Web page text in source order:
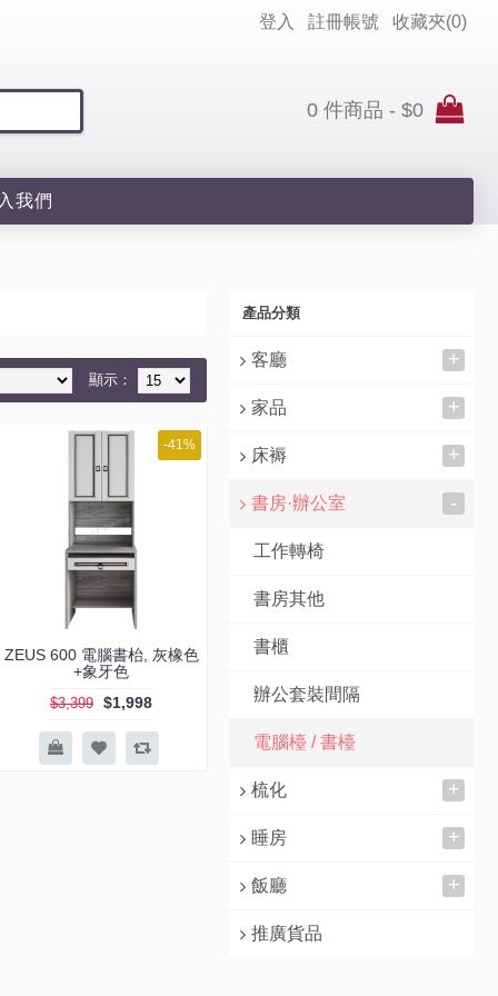
登入 註冊帳號 收藏夾(0)
0 件商品 - $0
我們
產品分類
客廳 +
家品 +
床褥 +
書房·辦公室 -
工作轉椅
書房其他
書櫃
辦公套裝間隔
電腦檯 / 書檯
梳化 +
睡房 +
飯廳 +
推廣貨品
顯示：
-41%
ZEUS 600 電腦書枱, 灰橡色
+象牙色
$3,399 $1,998